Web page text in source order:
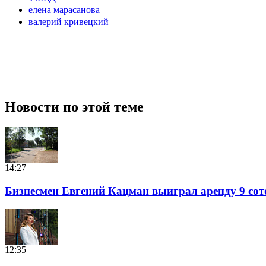
елена марасанова
валерий кривецкий
Новости по этой теме
14:27
Бизнесмен Евгений Кацман выиграл аренду 9
12:35